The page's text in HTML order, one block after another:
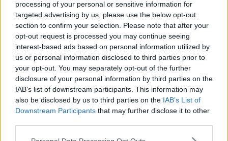
processing of your personal or sensitive information for
targeted advertising by us, please use the below opt-out
section to confirm your selection. Please note that after your
opt-out request is processed you may continue seeing
interest-based ads based on personal information utilized by
us or personal information disclosed to third parties prior to
your opt-out. You may separately opt-out of the further
disclosure of your personal information by third parties on the
IAB’s list of downstream participants. This information may
also be disclosed by us to third parties on the IAB’s List of
Downstream Participants that may further disclose it to other
Preparate a morir!» Dal film “La Storia Fantastica”, Rob Reiner,
USA 1987. Come si capisce dai titoli, l’ultimo racconto è mio, i primi
due dei miei figli.
Marco Celati
Se vuoi leggere le notizie principali della Toscana iscriviti alla
Newsletter QUInews - ToscanaMedia.Arriva gratis tutti i giorni